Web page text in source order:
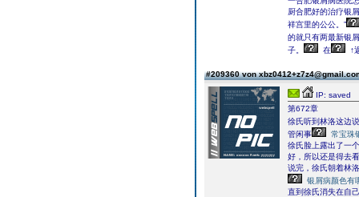
厨合肥好的治疗银
祥宫里的公公。”
的就只有两最新银
子。
在 ↑
#209360 von
IP: saved
第672章
徐氏听到林洛这边
管闲事
常宝珠
徐氏脸上露出了一
好，所以还是得去
说完，徐氏朝着林
银屑病颜色有
直到徐氏消失在自